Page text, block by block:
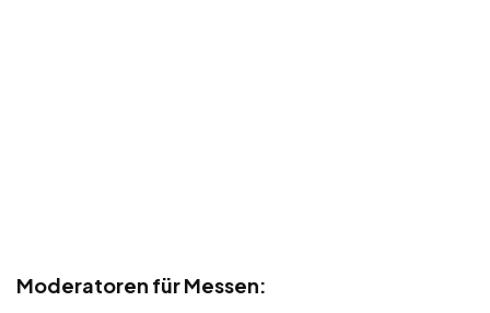
Moderatoren für Messen: